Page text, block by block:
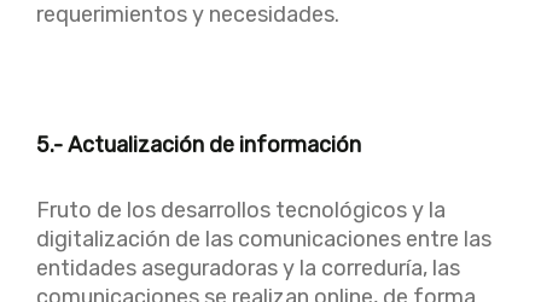
requerimientos y necesidades.
5.- Actualización de información
Fruto de los desarrollos tecnológicos y la
digitalización de las comunicaciones entre las
entidades aseguradoras y la correduría, las